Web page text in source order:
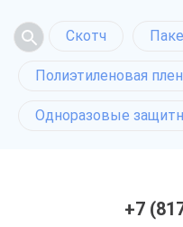
Скотч
Полиэтиленовая
Одноразовые
+7